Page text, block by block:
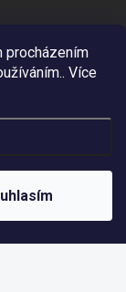
procházením
Více
vyhrazena.